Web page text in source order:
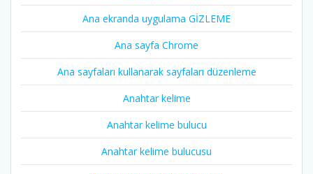
Ana ekranda uygulama GİZLEME
Ana sayfa Chrome
Ana sayfaları kullanarak sayfaları düzenleme
Anahtar kelime
Anahtar kelime bulucu
Anahtar kelime bulucusu